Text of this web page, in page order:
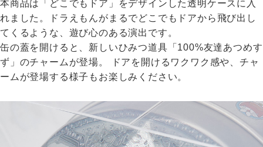
本商品は「どこでもドア」をデザインした透明ケースに入
れました。ドラえもんがまるでどこでもドアから飛び出し
てくるような、遊び心のある演出です。
缶の蓋を開けると、新しいひみつ道具「100%友達あつめす
ず」のチャームが登場。 ドアを開けるワクワク感や、チャ
ームが登場する様子もお楽しみください。